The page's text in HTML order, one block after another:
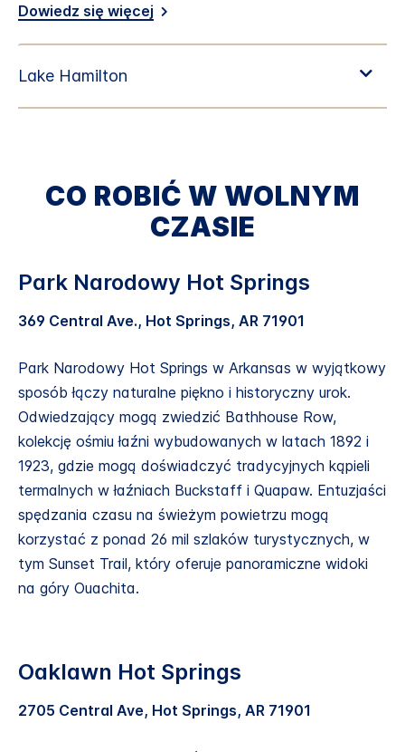
Dowiedz się więcej
CO ROBIĆ W WOLNYM
CZASIE
Park Narodowy Hot Springs
369 Central Ave., Hot Springs, AR 71901
Park Narodowy Hot Springs w Arkansas w wyjątkowy
sposób łączy naturalne piękno i historyczny urok.
Odwiedzający mogą zwiedzić Bathhouse Row,
kolekcję ośmiu łaźni wybudowanych w latach 1892 i
1923, gdzie mogą doświadczyć tradycyjnych kąpieli
termalnych w łaźniach Buckstaff i Quapaw. Entuzjaści
spędzania czasu na świeżym powietrzu mogą
korzystać z ponad 26 mil szlaków turystycznych, w
tym Sunset Trail, który oferuje panoramiczne widoki
na góry Ouachita.
Oaklawn Hot Springs
2705 Central Ave, Hot Springs, AR 71901